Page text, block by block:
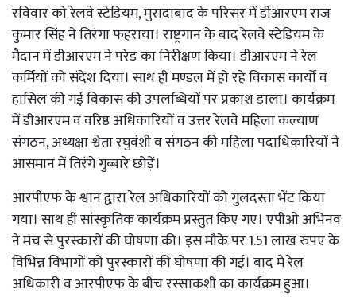
रविवार को रेलवे स्टेडियम, मुरादाबाद के परिसर में डीआरएम राज
कुमार सिंह ने तिरंगा फहराया। राष्ट्रगान के बाद रेलवे स्टेडियम के
मैदान में डीआरएम ने परेड का निरीक्षण किया। डीआरएम ने रेल
कर्मियों को संदेश दिया। साथ ही मण्डल में हो रहे विकास कार्यों व
हासिल की गई विकास की उपलब्धियों पर प्रकाश डाला। कार्यक्रम
में डीआरएम व वरिष्ठ अधिकारियों व उत्तर रेलवे महिला कल्याण
संगठन, अध्यक्षा श्वेता रघुवंशी व संगठन की महिला पदाधिकारियों ने
आसमान में तिरंगे गुब्बारे छोड़ें।
आरपीएफ के श्वान द्वारा रेल अधिकारियों को गुलदस्ता भेंट किया
गया। साथ ही सांस्कृतिक कार्यक्रम प्रस्तुत किए गए। एपीओ अभिनव
ने मंच से पुरस्कारों की घोषणा की। इस मौके पर 1.51 लाख रुपए के
विभिन्न विभागों को पुरस्कारों की घोषणा की गई। बाद में रेल
अधिकारी व आरपीएफ के बीच रस्साकशी का कार्यक्रम हुआ।